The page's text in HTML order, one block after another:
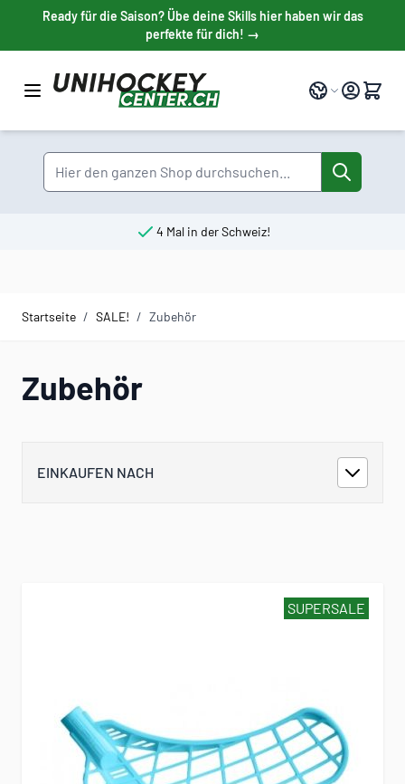
Direkt zum Inhalt
Ready für die Saison? Übe deine Skills hier haben wir das
perfekte für dich! →
Sprache
Suche
4 Mal in der Schweiz!
Startseite / SALE! / Zubehör
Zubehör
EINKAUFEN NACH
SUPERSALE